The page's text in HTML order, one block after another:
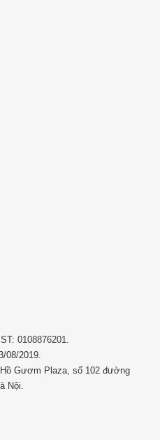
0108876201.
08/2019.
Gươm Plaza, số 102 đường
Nội.